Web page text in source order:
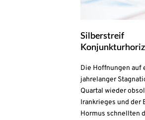
Die Hoffnungen auf
jahrelanger
Quartal wieder
Irankrieges und der
Hormus schnellten